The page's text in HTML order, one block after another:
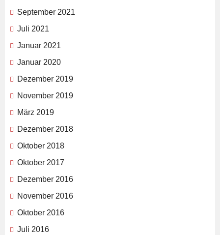
September 2021
Juli 2021
Januar 2021
Januar 2020
Dezember 2019
November 2019
März 2019
Dezember 2018
Oktober 2018
Oktober 2017
Dezember 2016
November 2016
Oktober 2016
Juli 2016